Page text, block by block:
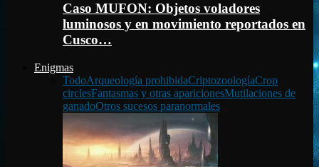
Caso MUFON: Objetos voladores
luminosos y en movimiento reportados en
Cusco…
Enigmas
TodoArqueología prohibidaCriptozoologíaCrop
circlesFantasmas y otras aparicionesMutilaciones de
ganadoOtros sucesos paranormales